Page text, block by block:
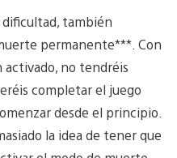
dificultad, también
permanente***. Con
activado, no tendréis
completar el juego
desde el principio.
la idea de tener que